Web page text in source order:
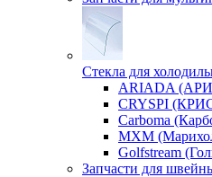
Стекла для
ARIADA
CRYSPI
Carboma
MXM
Golfstream
Запчасти для